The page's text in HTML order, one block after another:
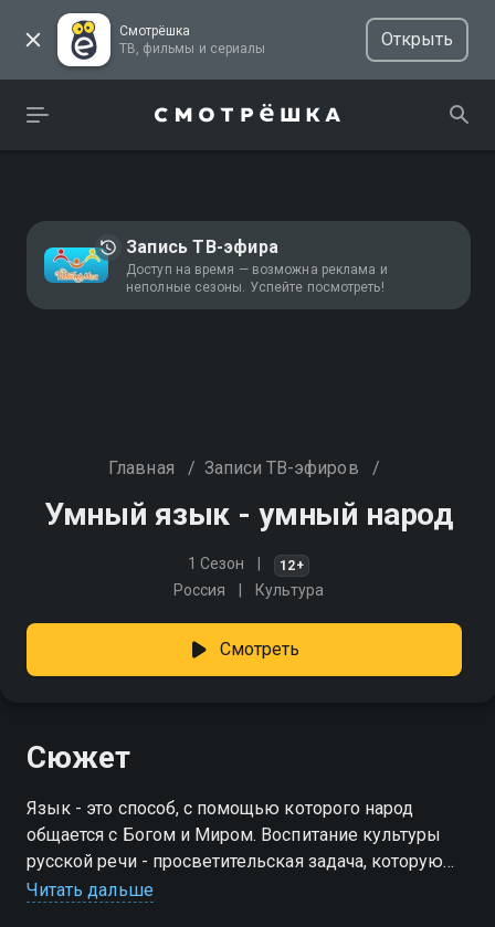
Смотрёшка
ТВ, фильмы и сериалы
Открыть
Запись ТВ-эфира
Доступ на время — возможна реклама и
неполные сезоны. Успейте посмотреть!
Главная / Записи ТВ-эфиров /
Умный язык - умный народ
1 Сезон 12+
Россия Культура
Смотреть
Сюжет
Язык - это способ, с помощью которого народ
общается с Богом и Миром. Воспитание культуры
русской речи - просветительская задача, которую
ставит перед собой автор программы
Читать дальше